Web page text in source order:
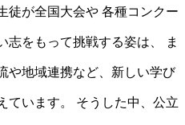
徒が全国大会や 各種コンクー
志をもって挑戦する姿は、 ま
や地域連携など、新しい学び
ています。 そうした中、公立